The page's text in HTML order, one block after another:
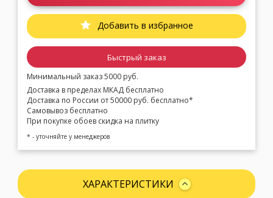
Добавить в избранное
Быстрый заказ
Минимальный заказ 5000 руб.
Доставка в пределах МКАД бесплатно
Доставка по России от 50000 руб. бесплатно*
Самовывоз бесплатно
При покупке обоев скидка на плитку
* - уточняйте у менеджеров
ХАРАКТЕРИСТИКИ